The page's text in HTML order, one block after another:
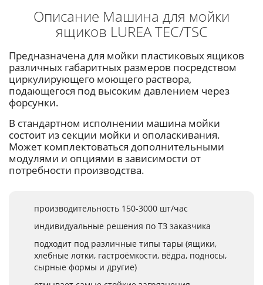
Описание Машина для мойки
ящиков LUREA TEC/TSC
Предназначена для мойки пластиковых ящиков
различных габаритных размеров посредством
циркулирующего моющего раствора,
подающегося под высоким давлением через
форсунки.
В стандартном исполнении машина мойки
состоит из секции мойки и ополаскивания.
Может комплектоваться дополнительными
модулями и опциями в зависимости от
потребности производства.
производительность 150-3000 шт/час
индивидуальные решения по ТЗ заказчика
подходит под различные типы тары (ящики,
хлебные лотки, гастроёмкости, вёдра, подносы,
сырные формы и другие)